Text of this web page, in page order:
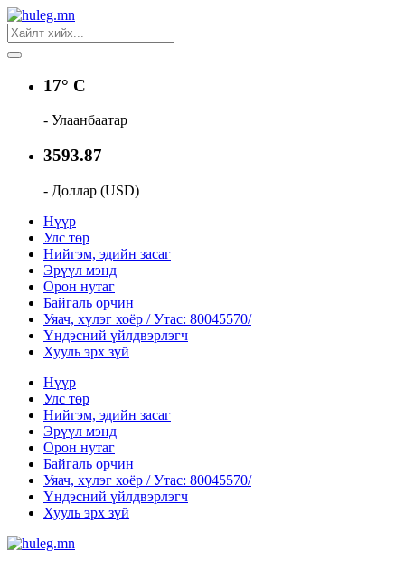
17° C
- Улаанбаатар
3593.87
- Доллар (USD)
Нүүр
Улс төр
Нийгэм, эдийн засаг
Эрүүл мэнд
Орон нутаг
Байгаль орчин
Уяач, хүлэг хоёр / Утас: 80045570/
Үндэсний үйлдвэрлэгч
Хууль эрх зүй
Нүүр
Улс төр
Нийгэм, эдийн засаг
Эрүүл мэнд
Орон нутаг
Байгаль орчин
Уяач, хүлэг хоёр / Утас: 80045570/
Үндэсний үйлдвэрлэгч
Хууль эрх зүй